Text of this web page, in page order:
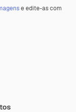
e edite-as com